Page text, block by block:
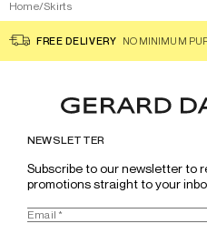
Home/Skirts
FREE DELIVERY NO MINIMUM
NEWSLETTER
Subscribe to our newsletter to
promotions straight to your